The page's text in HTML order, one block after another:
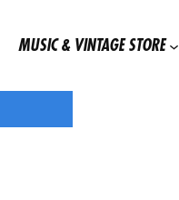
MUSIC & VINTAGE STORE